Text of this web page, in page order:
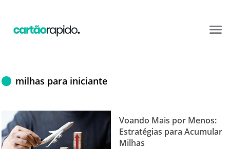
milhas para iniciante
Voando Mais por Menos:
Estratégias para Acumular
Milhas